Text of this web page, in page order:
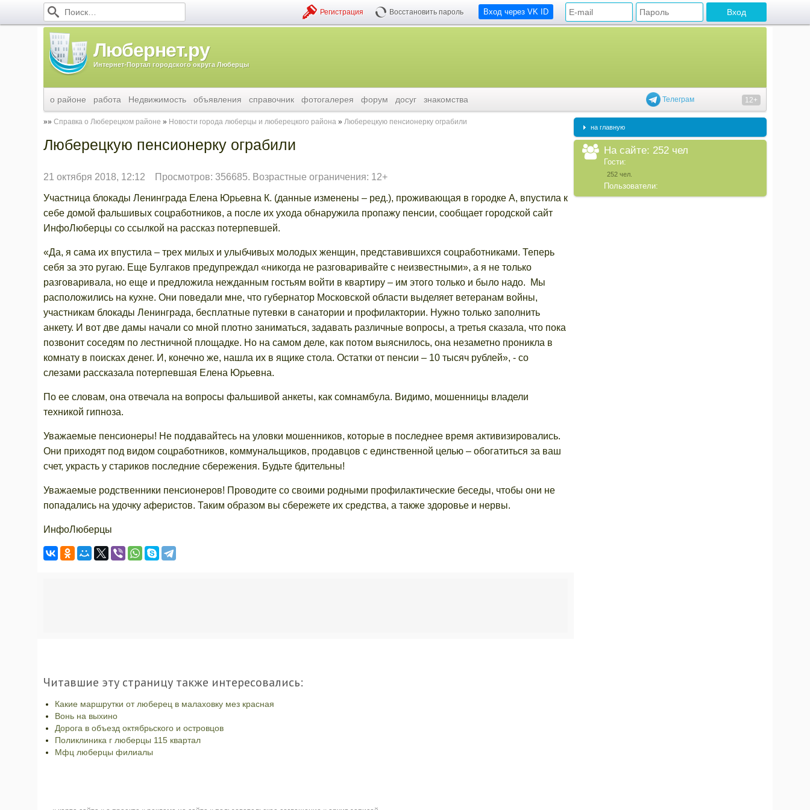
Вход через VK ID
Регистрация Восстановить пароль
Любернет.ру
Интернет-Портал городского округа Люберцы
Телеграм 12+
о районе работа Недвижимость объявления справочник фотогалерея форум досуг знакомства
Справка о Люберецком районе Новости города люберцы и люберецкого района Люберецкую пенсионерку ограбили
Люберецкую пенсионерку ограбили
21 октября 2018, 12:12 Просмотров: 356685. Возрастные ограничения: 12+
Участница блокады Ленинграда Елена Юрьевна К. (данные изменены – ред.), проживающая в городке А, впустила к
себе домой фальшивых соцработников, а после их ухода обнаружила пропажу пенсии, сообщает городской сайт
ИнфоЛюберцы со ссылкой на рассказ потерпевшей.
«Да, я сама их впустила – трех милых и улыбчивых молодых женщин, представившихся соцработниками. Теперь
себя за это ругаю. Еще Булгаков предупреждал «никогда не разговаривайте с неизвестными», а я не только
разговаривала, но еще и предложила нежданным гостьям войти в квартиру – им этого только и было надо. Мы
расположились на кухне. Они поведали мне, что губернатор Московской области выделяет ветеранам войны,
участникам блокады Ленинграда, бесплатные путевки в санатории и профилактории. Нужно только заполнить
анкету. И вот две дамы начали со мной плотно заниматься, задавать различные вопросы, а третья сказала, что пока
позвонит соседям по лестничной площадке. Но на самом деле, как потом выяснилось, она незаметно проникла в
комнату в поисках денег. И, конечно же, нашла их в ящике стола. Остатки от пенсии – 10 тысяч рублей», - со
слезами рассказала потерпевшая Елена Юрьевна.
По ее словам, она отвечала на вопросы фальшивой анкеты, как сомнамбула. Видимо, мошенницы владели
техникой гипноза.
Уважаемые пенсионеры! Не поддавайтесь на уловки мошенников, которые в последнее время активизировались.
Они приходят под видом соцработников, коммунальщиков, продавцов с единственной целью – обогатиться за ваш
счет, украсть у стариков последние сбережения. Будьте бдительны!
Уважаемые родственники пенсионеров! Проводите со своими родными профилактические беседы, чтобы они не
попадались на удочку аферистов. Таким образом вы сбережете их средства, а также здоровье и нервы.
ИнфоЛюберцы
Читавшие эту страницу также интересовались:
Какие маршрутки от люберец в малаховку мез красная
Вонь на выхино
Дорога в объезд октябрьского и островцов
Поликлиника г люберцы 115 квартал
Мфц люберцы филиалы
на главную
На сайте: 252 чел
Гости:
252 чел.
Пользователи: